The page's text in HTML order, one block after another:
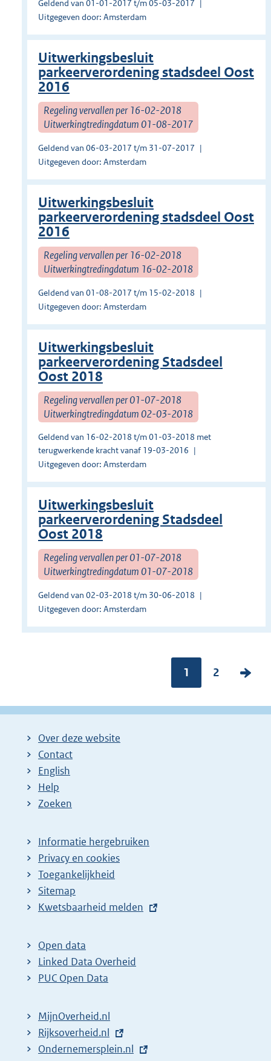
Geldend van 01-01-2017 t/m 05-03-2017
Uitgegeven door: Amsterdam
Uitwerkingsbesluit
parkeerverordening stadsdeel Oost
2016
Regeling vervallen per 16-02-2018
Uitwerkingtredingdatum 01-08-2017
Geldend van 06-03-2017 t/m 31-07-2017
Uitgegeven door: Amsterdam
Uitwerkingsbesluit
parkeerverordening stadsdeel Oost
2016
Regeling vervallen per 16-02-2018
Uitwerkingtredingdatum 16-02-2018
Geldend van 01-08-2017 t/m 15-02-2018
Uitgegeven door: Amsterdam
Uitwerkingsbesluit
parkeerverordening Stadsdeel
Oost 2018
Regeling vervallen per 01-07-2018
Uitwerkingtredingdatum 02-03-2018
Geldend van 16-02-2018 t/m 01-03-2018 met
terugwerkende kracht vanaf 19-03-2016
Uitgegeven door: Amsterdam
Uitwerkingsbesluit
parkeerverordening Stadsdeel
Oost 2018
Regeling vervallen per 01-07-2018
Uitwerkingtredingdatum 01-07-2018
Geldend van 02-03-2018 t/m 30-06-2018
Uitgegeven door: Amsterdam
Pagina:
1
P
g
2
V
l
Over deze website
Contact
English
Help
Zoeken
Informatie hergebruiken
Privacy en cookies
Toegankelijkheid
Sitemap
E
t
e
r
l
i
n
Kwetsbaarheid melden
Open data
Linked Data Overheid
PUC Open Data
MijnOverheid.nl
E
x
Rijksoverheid.nl
E
Ondernemersplein.nl